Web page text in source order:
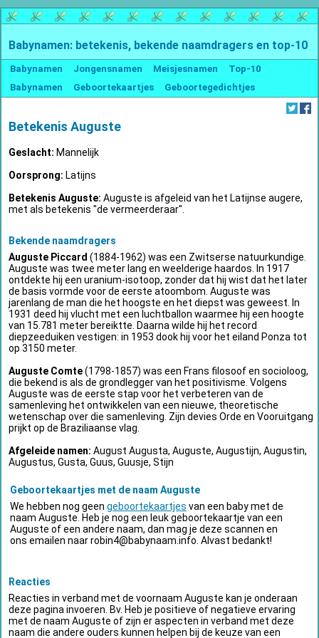
Babynamen: betekenis, bekende naamdragers en top-10
Babynamen Jongensnamen Meisjesnamen
Top-10
Babynamen
Geboortekaartjes Geboortegedichtjes
Betekenis Auguste
Geslacht: Mannelijk
Oorsprong: Latijns
Betekenis Auguste: Auguste is afgeleid van het Latijnse augere,
met als betekenis "de vermeerderaar".
Bekende naamdragers
Auguste Piccard (1884-1962) was een Zwitserse natuurkundige.
Auguste was twee meter lang en weelderige haardos. In 1917
ontdekte hij een uranium-isotoop, zonder dat hij wist dat het later
de basis vormde voor de eerste atoombom. Auguste was
jarenlang de man die het hoogste en het diepst was geweest. In
1931 deed hij vlucht met een luchtballon waarmee hij een hoogte
van 15.781 meter bereiktte. Daarna wilde hij het record
diepzeeduiken vestigen: in 1953 dook hij voor het eiland Ponza tot
op 3150 meter.
Auguste Comte(1798-1857) was een Frans filosoof en socioloog,
die bekend is als de grondlegger van het positivisme. Volgens
Auguste was de eerste stap voor het verbeteren van de
samenleving het ontwikkelen van een nieuwe, theoretische
wetenschap over die samenleving. Zijn devies Orde en Vooruitgang
prijkt op de Braziliaanse vlag.
Afgeleide namen: August Augusta, Auguste, Augustijn, Augustin,
Augustus, Gusta, Guus, Guusje, Stijn
Geboortekaartjes met de naam Auguste
We hebben nog geen geboortekaartjes van een baby met de
naam Auguste. Heb je nog een leuk geboortekaartje van een
Auguste of een andere naam, dan mag je deze scannen en
ons emailen naarrobin4@babynaam.info . Alvast bedankt!
Reacties
Reacties in verband met de voornaam Auguste kan je onderaan
deze pagina invoeren. Bv. Heb je positieve of negatieve ervaring
met de naam Auguste of zijn er aspecten in verband met deze
naam die andere ouders kunnen helpen bij de keuze van een